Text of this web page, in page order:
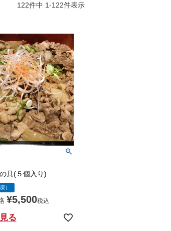
122件中 1-122件表示
具(５個入り)
）
¥5,500税込
る